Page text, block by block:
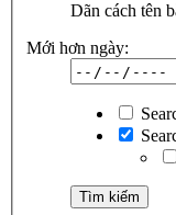
Dãn cách tên
Mới hơn ngày: